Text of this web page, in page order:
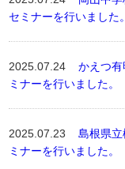
セミナーを行いました。
2025.07.24かえつ
ミナーを行いました。
2025.07.23島根県
ミナーを行いました。